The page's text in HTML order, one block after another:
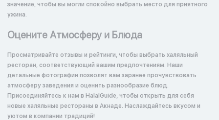
значение, чтобы вы могли спокойно выбрать место для приятного
ужина.
Оцените Атмосферу и Блюда
Просматривайте отзывы и рейтинги, чтобы выбрать халяльный
ресторан, соответствующий вашим предпочтениям. Наши
детальные фотографии позволят вам заранее прочувствовать
атмосферу заведения и оценить разнообразие блюд.
Присоединяйтесь к нам в HalalGuide, чтобы открыть для себя
новые халяльные рестораны в Акнаде. Наслаждайтесь вкусом и
уютом в компании традиций!